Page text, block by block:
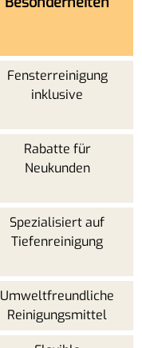
Fensterreinigung
inklusive
Rabatte für
Neukunden
Spezialisiert auf
Tiefenreinigung
Umweltfreundliche
Reinigungsmittel